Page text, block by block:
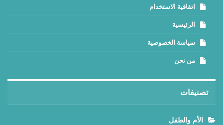
اتفاقية الاستخدام
الرئيسية
سياسة الخصوصية
من نحن
تصنيفات
الأم والطفل